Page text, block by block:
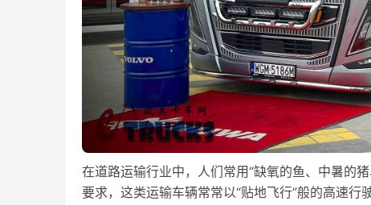
在道路运输行业中，人们常用“缺氧的鱼、中暑的
要求，这类运输车辆常常以“贴地飞行”般的高速